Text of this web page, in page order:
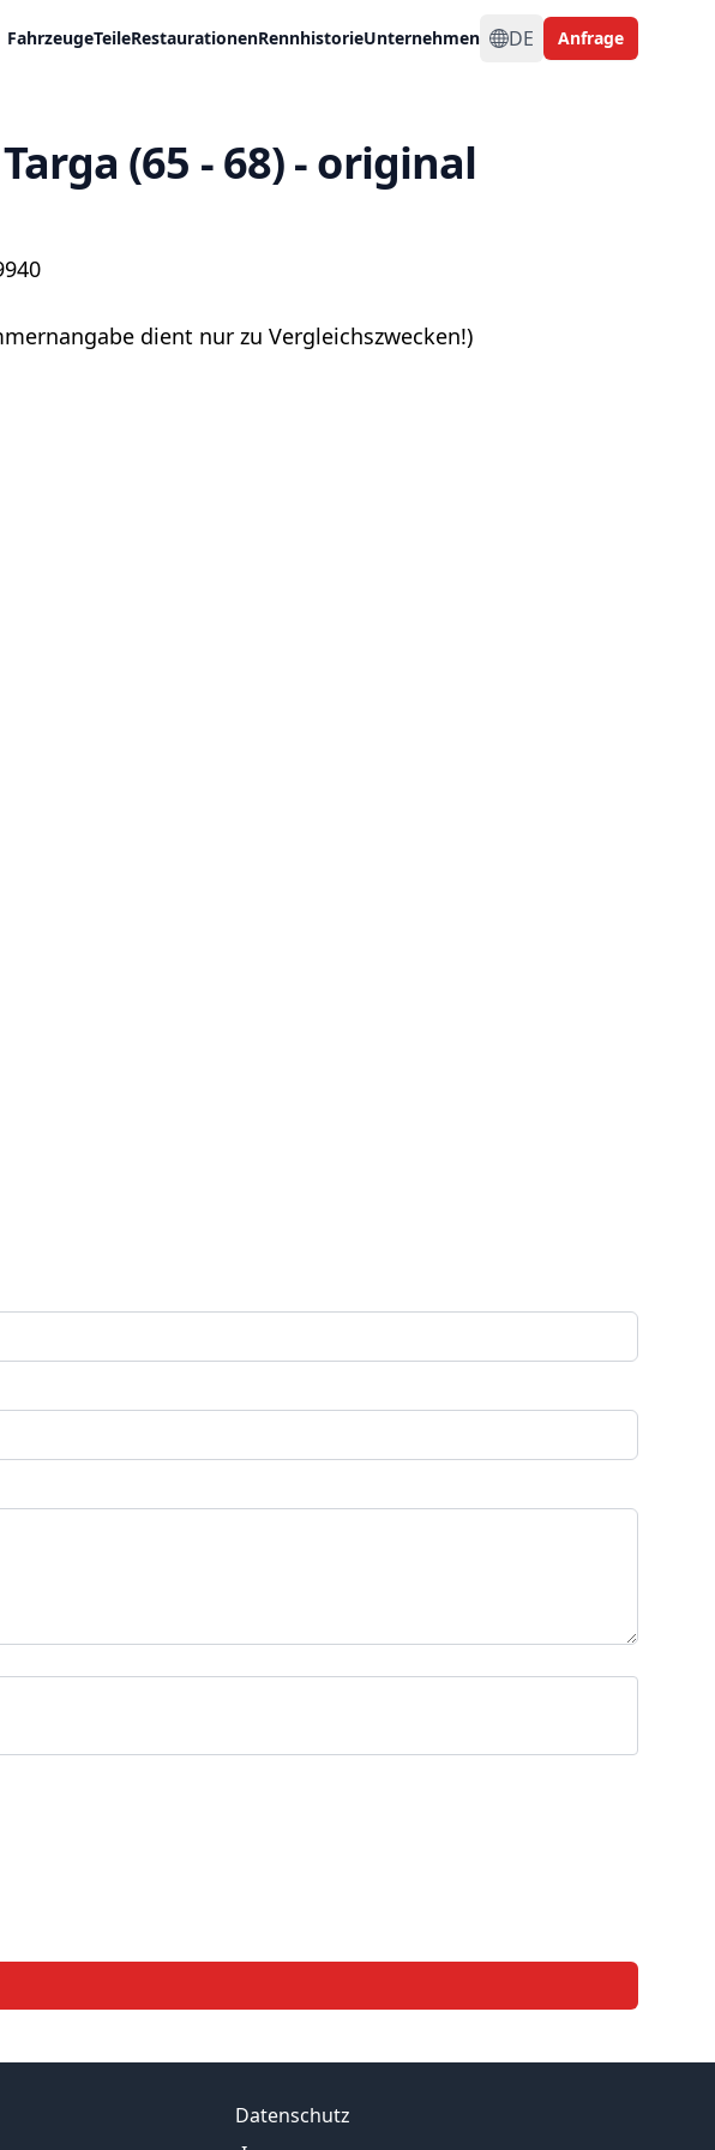
FahrzeugeTeileRestaurationenRennhistorieUnternehmen DE Anfrage
(65 - 68) - original
dient nur zu Vergleichszwecken!)
Datenschutz